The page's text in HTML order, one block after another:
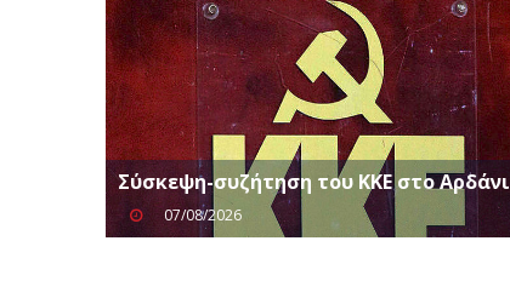
Σύσκεψη-συζήτηση του ΚΚΕ στο Αρδάνι
07/08/2026